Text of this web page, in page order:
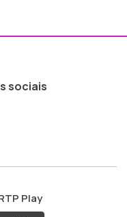
sociais
ao
Play